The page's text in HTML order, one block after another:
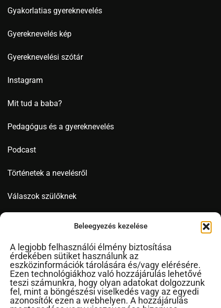
Beleegyezés kezelése
A legjobb felhasználói élmény biztosítása
érdekében sütiket használunk az
eszközinformációk tárolására és/vagy elérésére.
Ezen technológiákhoz való hozzájárulás lehetővé
teszi számunkra, hogy olyan adatokat dolgozzunk
fel, mint a böngészési viselkedés vagy az egyedi
azonosítók ezen a webhelyen. A hozzájárulás
Gyakorlatias gyereknevelés
Gyereknevelés kép
Gyereknevelési szótár
Instagram
Mit tud a baba?
Pedagógus és a gyereknevelés
Podcast
Történetek a nevelésről
Válaszok szülőknek
Novák Ferenc
Cikkek ábécérendben
Impresszum